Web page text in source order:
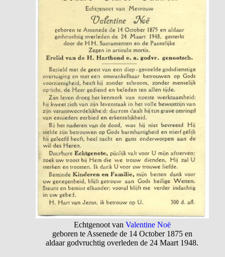
Echtgenoot van Valentine Noë
geboren te Assenede de 14 October 1875 en
aldaar godvruchtig overleden de 24 Maart 1948.